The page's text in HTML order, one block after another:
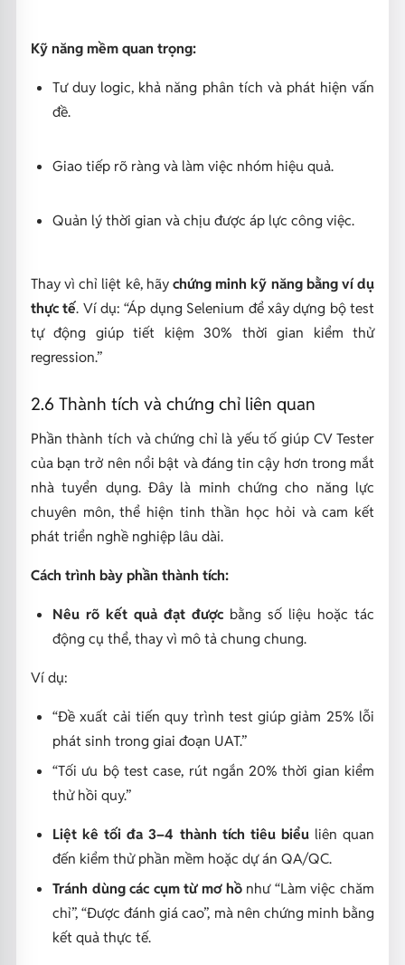
Kỹ năng mềm quan trọng:
Tư duy logic, khả năng phân tích và phát hiện vấn
đề.
Giao tiếp rõ ràng và làm việc nhóm hiệu quả.
Quản lý thời gian và chịu được áp lực công việc.
Thay vì chỉ liệt kê, hãy chứng minh kỹ năng bằng ví dụ
thực tế. Ví dụ: “Áp dụng Selenium để xây dựng bộ test
tự động giúp tiết kiệm 30% thời gian kiểm thử
regression.”
2.6 Thành tích và chứng chỉ liên quan
Phần thành tích và chứng chỉ là yếu tố giúp CV Tester
của bạn trở nên nổi bật và đáng tin cậy hơn trong mắt
nhà tuyển dụng. Đây là minh chứng cho năng lực
chuyên môn, thể hiện tinh thần học hỏi và cam kết
phát triển nghề nghiệp lâu dài.
Cách trình bày phần thành tích:
Nêu rõ kết quả đạt được bằng số liệu hoặc tác
động cụ thể, thay vì mô tả chung chung.
Ví dụ:
“Đề xuất cải tiến quy trình test giúp giảm 25% lỗi
phát sinh trong giai đoạn UAT.”
“Tối ưu bộ test case, rút ngắn 20% thời gian kiểm
thử hồi quy.”
Liệt kê tối đa 3–4 thành tích tiêu biểuliên quan
đến kiểm thử phần mềm hoặc dự án QA/QC.
Tránh dùng các cụm từ mơ hồnhư “Làm việc chăm
chỉ”, “Được đánh giá cao”, mà nên chứng minh bằng
kết quả thực tế.